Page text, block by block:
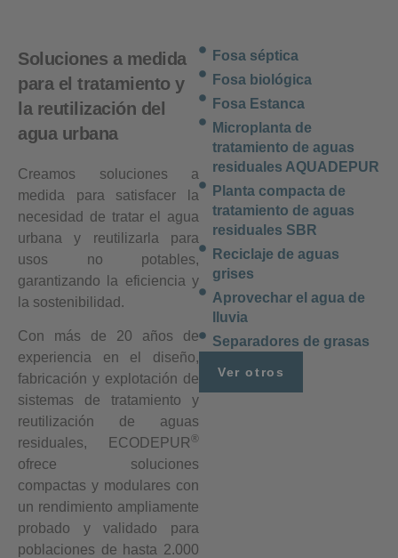
Soluciones a medida
para el tratamiento y
la reutilización del
agua urbana
Creamos soluciones a
medida para satisfacer la
necesidad de tratar el agua
urbana y reutilizarla para
usos no potables,
garantizando la eficiencia y
la sostenibilidad.
Con más de 20 años de
experiencia en el diseño,
fabricación y explotación de
sistemas de tratamiento y
reutilización de aguas
residuales, ECODEPUR®
ofrece soluciones
compactas y modulares con
un rendimiento ampliamente
probado y validado para
poblaciones de hasta 2.000
Fosa séptica
Fosa biológica
Fosa Estanca
Microplanta de
tratamiento de aguas
residuales AQUADEPUR
Planta compacta de
tratamiento de aguas
residuales SBR
Reciclaje de aguas
grises
Aprovechar el agua de
lluvia
Separadores de grasas
Ver otros